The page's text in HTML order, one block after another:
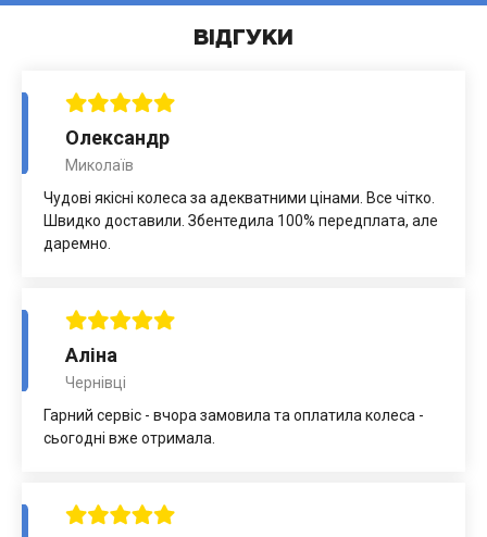
ВІДГУКИ
Олександр
Миколаїв
Чудові якісні колеса за адекватними цінами. Все чітко.
Швидко доставили. Збентедила 100% передплата, але
даремно.
Аліна
Чернівці
Гарний сервіс - вчора замовила та оплатила колеса -
сьогодні вже отримала.